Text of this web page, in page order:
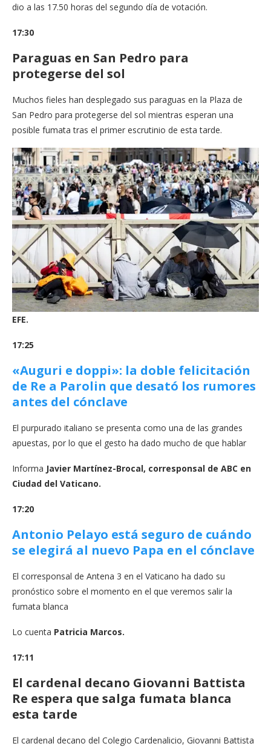
dio a las 17.50 horas del segundo día de votación.
17:30
Paraguas en San Pedro para
protegerse del sol
Muchos fieles han desplegado sus paraguas en la Plaza de
San Pedro para protegerse del sol mientras esperan una
posible fumata tras el primer escrutinio de esta tarde.
EFE.
17:25
«Auguri e doppi»: la doble felicitación
de Re a Parolin que desató los rumores
antes del cónclave
El purpurado italiano se presenta como una de las grandes
apuestas, por lo que el gesto ha dado mucho de que hablar
Informa Javier Martínez-Brocal, corresponsal de ABC en
Ciudad del Vaticano.
17:20
Antonio Pelayo está seguro de cuándo
se elegirá al nuevo Papa en el cónclave
El corresponsal de Antena 3 en el Vaticano ha dado su
pronóstico sobre el momento en el que veremos salir la
fumata blanca
Lo cuenta Patricia Marcos.
17:11
El cardenal decano Giovanni Battista
Re espera que salga fumata blanca
esta tarde
El cardenal decano del Colegio Cardenalicio, Giovanni Battista